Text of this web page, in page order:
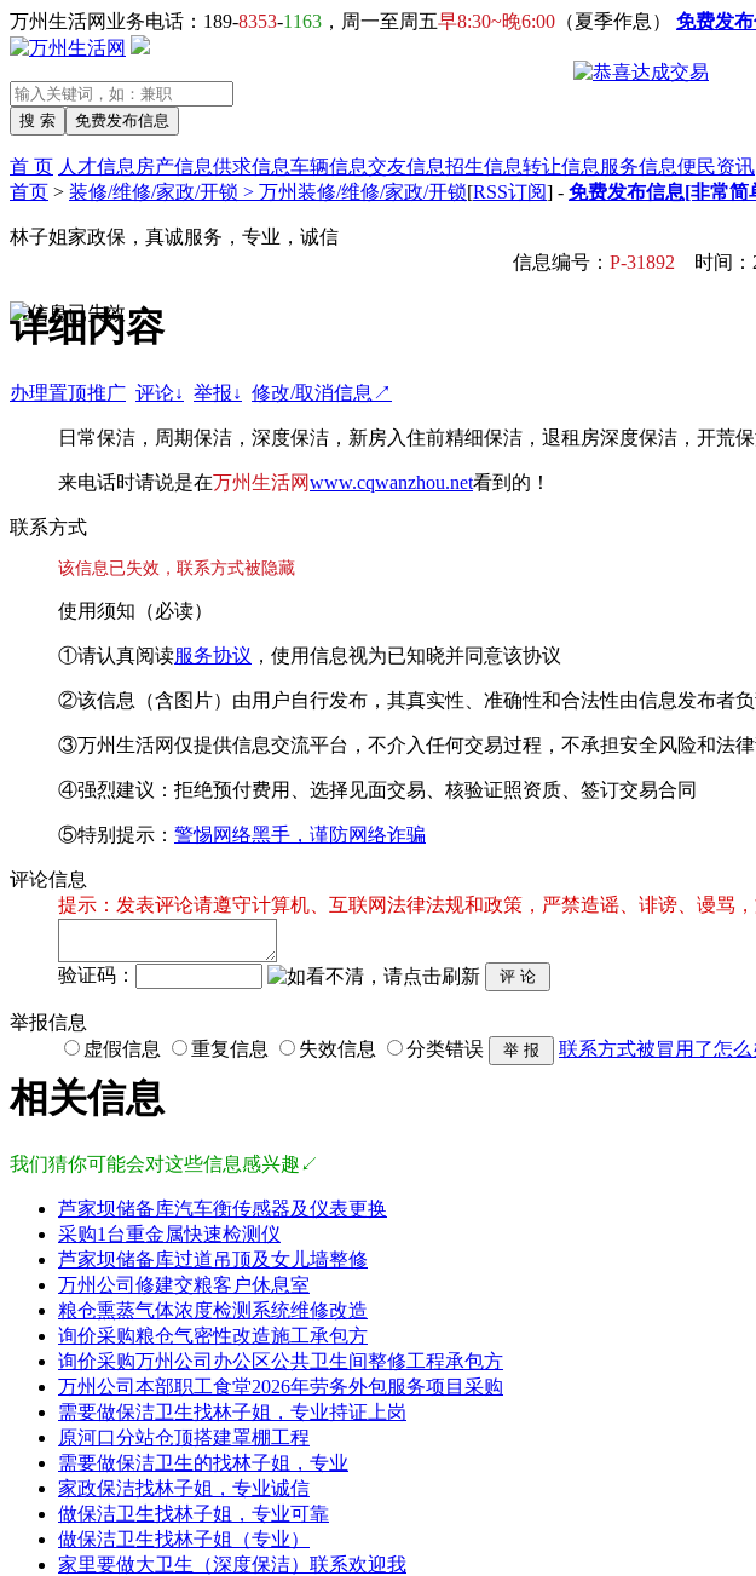
万州生活网业务电话：189-8353-1163 ，周一至周五早8:30~晚6:00 （夏季作息） 免费发
首 页 人才信息 房产信息供求信息车辆信息交友信息招生信息转让信息 服务信息便民资讯
首页 > 装修/维修/家政/开锁 > 万州装修/维修/家政/开锁[RSS订阅] - 免费发布信息[非常简
林子姐家政保，真诚服务，专业，诚信
信息编号： P-31892 时间：
详细内容
办理置顶推广 评论↓ 举报↓ 修改/取消信息↗
日常保洁，周期保洁，深度保洁，新房入住前精细保洁，退租房深度保洁，开荒
来电话时请说是在万州生活网www.cqwanzhou.net看到的！
联系方式
该信息已失效，联系方式被隐藏
使用须知（必读）
①请认真阅读服务协议 ，使用信息视为已知晓并同意该协议
②该信息（含图片）由用户自行发布，其真实性、准确性和合法性由信息发布者
③万州生活网仅提供信息交流平台，不介入任何交易过程，不承担安全风险和法
④强烈建议：拒绝预付费用、选择见面交易、核验证照资质、签订交易合同
⑤特别提示： 警惕网络黑手，谨防网络诈骗
评论信息
提示：发表评论请遵守计算机、互联网法律法规和政策，严禁造谣、诽谤、谩骂
验证码：
举报信息
虚假信息
重复信息 失效信息 分类错误 联系方式被冒用了怎么
相关信息
我们猜你可能会对这些信息感兴趣↙
芦家坝储备库汽车衡传感器及仪表更换
采购1台重金属快速检测仪
芦家坝储备库过道吊顶及女儿墙整修
万州公司修建交粮客户休息室
粮仓熏蒸气体浓度检测系统维修改造
询价采购粮仓气密性改造施工承包方
询价采购万州公司办公区公共卫生间整修工程承包方
万州公司本部职工食堂2026年劳务外包服务项目采购
需要做保洁卫生找林子姐，专业持证上岗
原河口分站仓顶搭建罩棚工程
需要做保洁卫生的找林子姐，专业
家政保洁找林子姐，专业诚信
做保洁卫生找林子姐，专业可靠
做保洁卫生找林子姐（专业）
家里要做大卫生（深度保洁）联系欢迎我